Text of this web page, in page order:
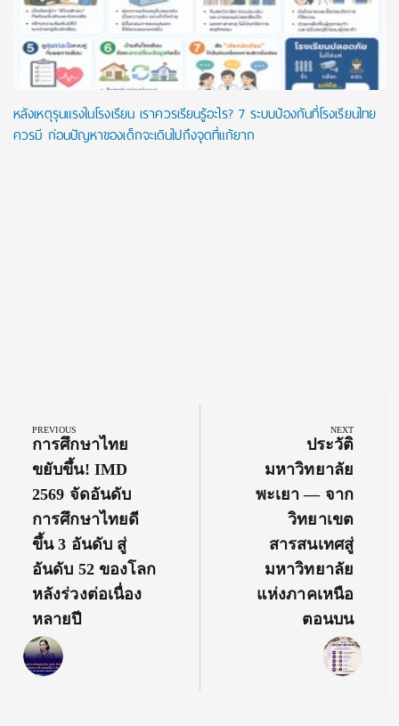
หลังเหตุรุนแรงในโรงเรียน เราควรเรียนรู้อะไร? 7 ระบบป้องกันที่โรงเรียนไทย
ควรมี ก่อนปัญหาของเด็กจะเดินไปถึงจุดที่แก้ยาก
navigation
PREVIOUS
Previous
Post:
การศึกษาไทย
ขยับขึ้น! IMD
2569 จัดอันดับ
การศึกษาไทยดี
ขึ้น 3 อันดับ สู่
อันดับ 52 ของโลก
หลังร่วงต่อเนื่อง
หลายปี
NEXT
Next
Post:
ประวัติ
มหาวิทยาลัย
พะเยา — จาก
วิทยาเขต
สารสนเทศสู่
มหาวิทยาลัย
แห่งภาคเหนือ
ตอนบน